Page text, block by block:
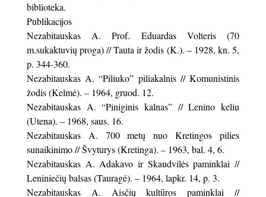
biblioteka.
Publikacijos
Nezabitauskas A. Prof. Eduardas Volteris (70
m.sukaktuvių proga) // Tauta ir žodis (K.). – 1928, kn. 5,
p. 344-360.
Nezabitauskas A. “Piliuko” piliakalnis // Komunistinis
žodis (Kelmė). – 1964, gruod. 12.
Nezabitauskas A. “Piniginis kalnas” // Lenino keliu
(Utena). – 1968, saus. 16.
Nezabitauskas A. 700 metų nuo Kretingos pilies
sunaikinimo // Švyturys (Kretinga). – 1963, bal. 4, 6.
Nezabitauskas A. Adakavo ir Skaudvilės paminklai //
Leniniečių balsas (Tauragė). – 1964, lapkr. 14, p. 3.
Nezabitauskas A. Aisčių kultūros paminklai //